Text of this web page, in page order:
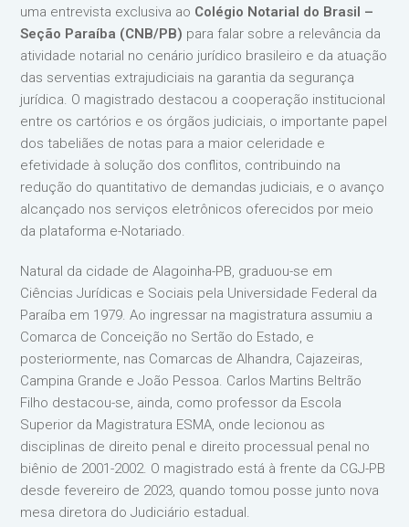
uma entrevista exclusiva ao Colégio Notarial do Brasil –
Seção Paraíba (CNB/PB) para falar sobre a relevância da
atividade notarial no cenário jurídico brasileiro e da atuação
das serventias extrajudiciais na garantia da segurança
jurídica. O magistrado destacou a cooperação institucional
entre os cartórios e os órgãos judiciais, o importante papel
dos tabeliães de notas para a maior celeridade e
efetividade à solução dos conflitos, contribuindo na
redução do quantitativo de demandas judiciais, e o avanço
alcançado nos serviços eletrônicos oferecidos por meio
da plataforma e-Notariado.
Natural da cidade de Alagoinha-PB, graduou-se em
Ciências Jurídicas e Sociais pela Universidade Federal da
Paraíba em 1979. Ao ingressar na magistratura assumiu a
Comarca de Conceição no Sertão do Estado, e
posteriormente, nas Comarcas de Alhandra, Cajazeiras,
Campina Grande e João Pessoa. Carlos Martins Beltrão
Filho destacou-se, ainda, como professor da Escola
Superior da Magistratura ESMA, onde lecionou as
disciplinas de direito penal e direito processual penal no
biênio de 2001-2002. O magistrado está à frente da CGJ-PB
desde fevereiro de 2023, quando tomou posse junto nova
mesa diretora do Judiciário estadual.